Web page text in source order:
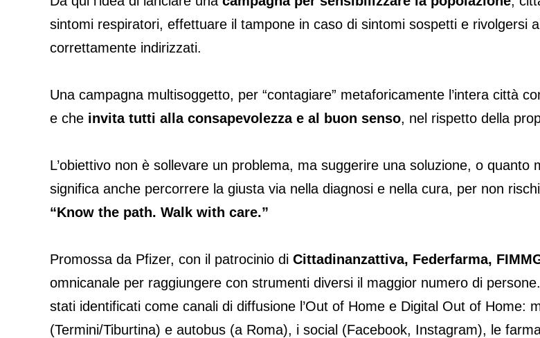
sintomi respiratori, effettuare il tampone in caso di sintomi sospetti e rivolgersi
correttamente indirizzati.
Una campagna multisoggetto, per “contagiare” metaforicamente l’intera città
e che invita tutti alla consapevolezza e al buon senso, nel rispetto della
L’obiettivo non è sollevare un problema, ma suggerire una soluzione, o
significa anche percorrere la giusta via nella diagnosi e nella cura, per non
“Know the path. Walk with care.”
Promossa da Pfizer, con il patrocinio di Cittadinanzattiva, Federfarma,
omnicanale per raggiungere con strumenti diversi il maggior numero di
stati identificati come canali di diffusione l’Out of Home e Digital Out of Home:
(Termini/Tiburtina) e autobus (a Roma), i social (Facebook, Instagram), le